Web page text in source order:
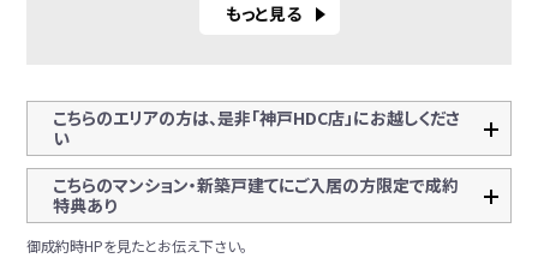
もっと見る
こちらのエリアの方は、是非「神戸HDC店」にお越しくださ
い
こちらのマンション・新築戸建てにご入居の方限定で成約
特典あり
御成約時HPを見たとお伝え下さい。